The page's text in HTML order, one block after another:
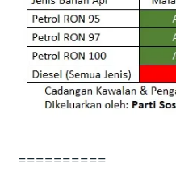
==========